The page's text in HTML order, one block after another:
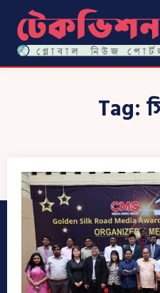
Tag: